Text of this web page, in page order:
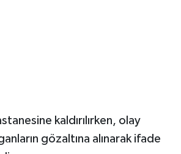
kaldırılırken, olay
gözaltına alınarak ifade